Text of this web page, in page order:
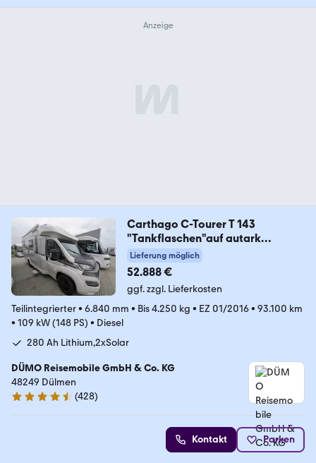
Carthago C-Tourer T 143
"Tankflaschen"auf autark
getrimmt
Lieferung möglich
52.888 €
ggf. zzgl. Lieferkosten
Teilintegrierter• 6.840 mm • Bis 4.250 kg • EZ 01/2016• 93.100 km
• 109 kW (148 PS) • Diesel
280 Ah Lithium,2xSolar
DÜMO Reisemobile GmbH & Co. KG
48249 Dülmen
4.3 Sterne
(428)
Kontakt Parken